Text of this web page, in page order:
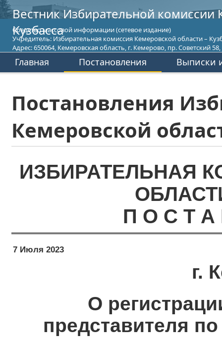
Вестник Избирательной комиссии
Кузбасса
Средство массовой информации (сетевое издание)
Учредитель: Избирательная комиссия Кемеровской области –
Адрес: 650064, Кемеровская область, г. Кемерово, пр. Советский 58,
Главная Постановления Выписки
Постановления
Кемеровской
ИЗБИРАТЕЛЬНАЯ
П О С Т А
7 Июля 2023
г.
О
представителя